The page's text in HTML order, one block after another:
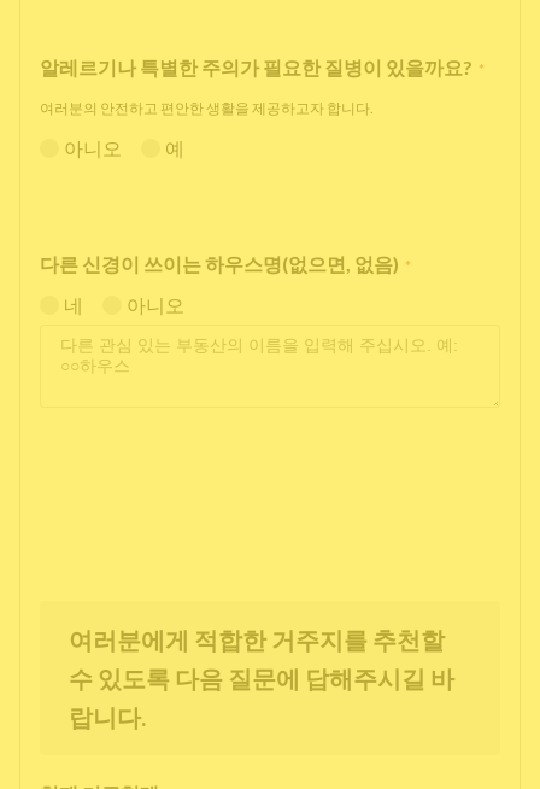
알레르기나 특별한 주의가 필요한 질병이 있을까요? *
여러분의 안전하고 편안한 생활을 제공하고자 합니다.
아니오 예
다른 신경이 쓰이는 하우스명(없으면, 없음) *
네 아니오
여러분에게 적합한 거주지를 추천할
수 있도록 다음 질문에 답해주시길 바
랍니다.